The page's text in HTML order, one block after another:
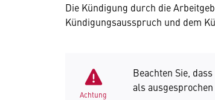
Die Kündigung durch die
Kündigungsausspruch und dem
Achtung
Beachten Sie,
als